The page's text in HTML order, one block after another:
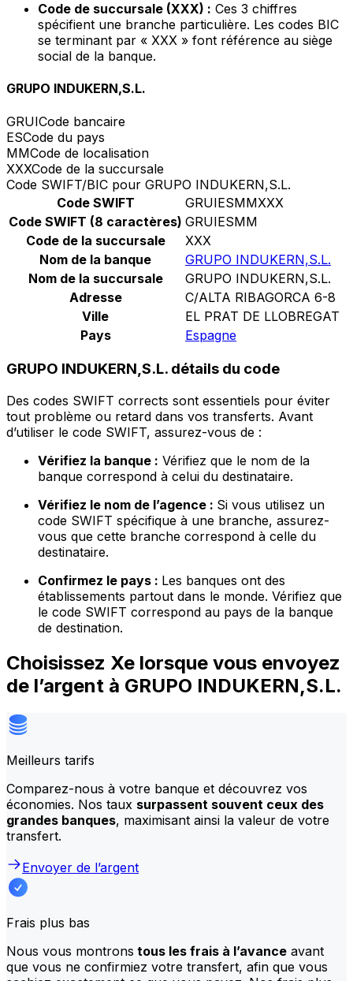
Code de succursale (XXX) : Ces 3 chiffres
spécifient une branche particulière. Les codes BIC
se terminant par « XXX » font référence au siège
social de la banque.
GRUPO INDUKERN,S.L.
GRUICode bancaire
ESCode du pays
MMCode de localisation
XXXCode de la succursale
Code SWIFT/BIC pour GRUPO INDUKERN,S.L.
Code SWIFT
GRUIESMMXXX
Code SWIFT (8 caractères) GRUIESMM
Code de la succursale
XXX
Nom de la banque
GRUPO INDUKERN,S.L.
Nom de la succursale
GRUPO INDUKERN,S.L.
Adresse
C/ALTA RIBAGORCA 6-8
Ville
EL PRAT DE LLOBREGAT
Pays
Espagne
GRUPO INDUKERN,S.L. détails du code
Des codes SWIFT corrects sont essentiels pour éviter
tout problème ou retard dans vos transferts. Avant
d’utiliser le code SWIFT, assurez-vous de :
Vérifiez la banque : Vérifiez que le nom de la
banque correspond à celui du destinataire.
Vérifiez le nom de l’agence : Si vous utilisez un
code SWIFT spécifique à une branche, assurez-
vous que cette branche correspond à celle du
destinataire.
Confirmez le pays : Les banques ont des
établissements partout dans le monde. Vérifiez que
le code SWIFT correspond au pays de la banque
de destination.
Choisissez Xe lorsque vous envoyez
de l’argent à GRUPO INDUKERN,S.L.
Meilleurs tarifs
Comparez-nous à votre banque et découvrez vos
économies. Nos taux surpassent souvent ceux des
grandes banques, maximisant ainsi la valeur de votre
transfert.
Envoyer de l’argent
Frais plus bas
Nous vous montrons tous les frais à l’avance avant
que vous ne confirmiez votre transfert, afin que vous